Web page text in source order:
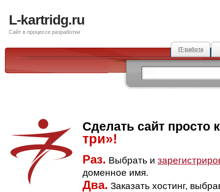
L-kartridg.ru
Сайт в процессе разработки
IT-работа
Сделать сайт просто
три»!
Раз. Выбрать и
доменное имя.
Два. Заказать хостинг,